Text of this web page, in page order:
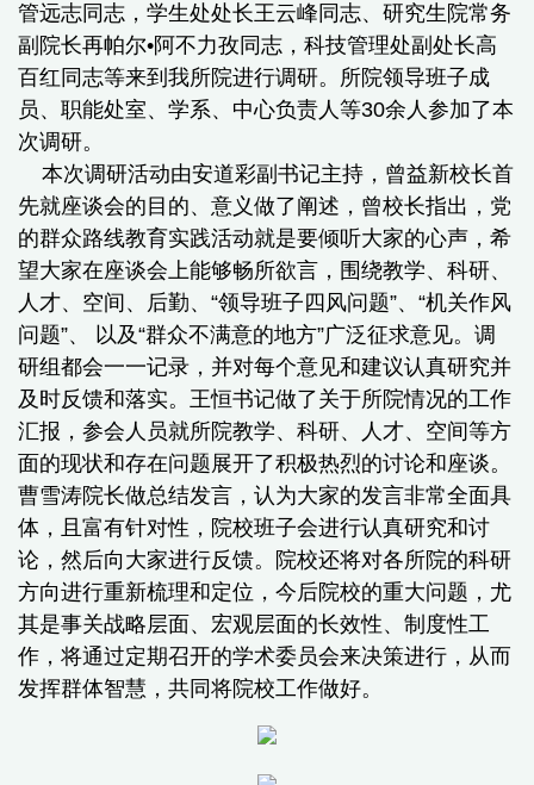
管远志同志，学生处处长王云峰同志、研究生院常务
副院长再帕尔•阿不力孜同志，科技管理处副处长高
百红同志等来到我所院进行调研。所院领导班子成
员、职能处室、学系、中心负责人等30余人参加了本
次调研。
本次调研活动由安道彩副书记主持，曾益新校长首
先就座谈会的目的、意义做了阐述，曾校长指出，党
的群众路线教育实践活动就是要倾听大家的心声，希
望大家在座谈会上能够畅所欲言，围绕教学、科研、
人才、空间、后勤、“领导班子四风问题”、“机关作风
问题”、 以及“群众不满意的地方”广泛征求意见。调
研组都会一一记录，并对每个意见和建议认真研究并
及时反馈和落实。王恒书记做了关于所院情况的工作
汇报，参会人员就所院教学、科研、人才、空间等方
面的现状和存在问题展开了积极热烈的讨论和座谈。
曹雪涛院长做总结发言，认为大家的发言非常全面具
体，且富有针对性，院校班子会进行认真研究和讨
论，然后向大家进行反馈。院校还将对各所院的科研
方向进行重新梳理和定位，今后院校的重大问题，尤
其是事关战略层面、宏观层面的长效性、制度性工
作，将通过定期召开的学术委员会来决策进行，从而
发挥群体智慧，共同将院校工作做好。